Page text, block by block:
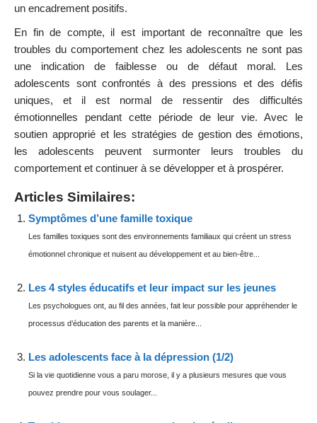
un encadrement positifs.
En fin de compte, il est important de reconnaître que les
troubles du comportement chez les adolescents ne sont pas
une indication de faiblesse ou de défaut moral. Les
adolescents sont confrontés à des pressions et des défis
uniques, et il est normal de ressentir des difficultés
émotionnelles pendant cette période de leur vie. Avec le
soutien approprié et les stratégies de gestion des émotions,
les adolescents peuvent surmonter leurs troubles du
comportement et continuer à se développer et à prospérer.
Articles Similaires:
Symptômes d’une famille toxique
Les familles toxiques sont des environnements familiaux qui créent un stress
émotionnel chronique et nuisent au développement et au bien-être...
Les 4 styles éducatifs et leur impact sur les jeunes
Les psychologues ont, au fil des années, fait leur possible pour appréhender le
processus d’éducation des parents et la manière...
Les adolescents face à la dépression (1/2)
Si la vie quotidienne vous a paru morose, il y a plusieurs mesures que vous
pouvez prendre pour vous soulager...